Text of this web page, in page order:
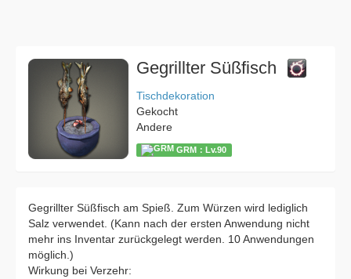
Gegrillter Süßfisch
Tischdekoration
Gekocht
Andere
GRM：Lv.90
Gegrillter Süßfisch am Spieß. Zum Würzen wird lediglich
Salz verwendet. (Kann nach der ersten Anwendung nicht
mehr ins Inventar zurückgelegt werden. 10 Anwendungen
möglich.)
Wirkung bei Verzehr: